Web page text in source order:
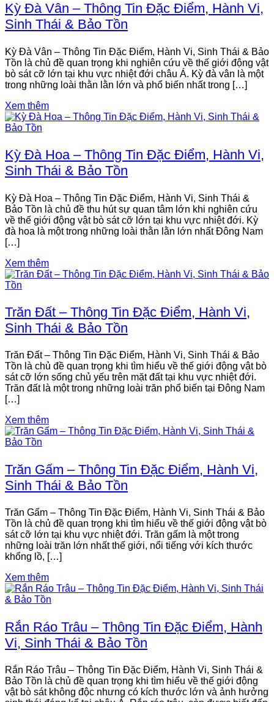
Kỳ Đà Vân – Thông Tin Đặc Điểm, Hành Vi,
Sinh Thái & Bảo Tồn
Kỳ Đà Vân – Thông Tin Đặc Điểm, Hành Vi, Sinh Thái & Bảo
Tồn là chủ đề quan trọng khi nghiên cứu về thế giới động vật
bò sát cỡ lớn tại khu vực nhiệt đới châu Á. Kỳ đà vân là một
trong những loài thằn lằn lớn và phổ biến nhất trong […]
Xem thêm
Kỳ Đà Hoa – Thông Tin Đặc Điểm, Hành Vi,
Sinh Thái & Bảo Tồn
Kỳ Đà Hoa – Thông Tin Đặc Điểm, Hành Vi, Sinh Thái &
Bảo Tồn là chủ đề thu hút sự quan tâm lớn khi nghiên cứu
về thế giới động vật bò sát cỡ lớn tại khu vực nhiệt đới. Kỳ
đà hoa là một trong những loài thằn lằn lớn nhất Đông Nam
[…]
Xem thêm
Trăn Đất – Thông Tin Đặc Điểm, Hành Vi,
Sinh Thái & Bảo Tồn
Trăn Đất – Thông Tin Đặc Điểm, Hành Vi, Sinh Thái & Bảo
Tồn là chủ đề quan trọng khi tìm hiểu về thế giới động vật bò
sát cỡ lớn sống chủ yếu trên mặt đất tại khu vực nhiệt đới.
Trăn đất là một trong những loài trăn phổ biến tại Đông Nam
[…]
Xem thêm
Trăn Gấm – Thông Tin Đặc Điểm, Hành Vi,
Sinh Thái & Bảo Tồn
Trăn Gấm – Thông Tin Đặc Điểm, Hành Vi, Sinh Thái & Bảo
Tồn là chủ đề quan trọng khi tìm hiểu về thế giới động vật bò
sát cỡ lớn tại khu vực nhiệt đới. Trăn gấm là một trong
những loài trăn lớn nhất thế giới, nổi tiếng với kích thước
khổng lồ, […]
Xem thêm
Rắn Ráo Trâu – Thông Tin Đặc Điểm, Hành
Vi, Sinh Thái & Bảo Tồn
Rắn Ráo Trâu – Thông Tin Đặc Điểm, Hành Vi, Sinh Thái &
Bảo Tồn là chủ đề quan trọng khi tìm hiểu về thế giới động
vật bò sát không độc nhưng có kích thước lớn và ảnh hưởng